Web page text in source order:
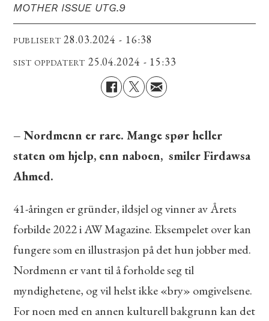
MOTHER ISSUE UTG.9
PUBLISERT 28.03.2024 - 16:38
SIST OPPDATERT 25.04.2024 - 15:33
– Nordmenn er rare. Mange spør heller
staten om hjelp, enn naboen, smiler Firdawsa
Ahmed.
41-åringen er gründer, ildsjel og vinner av Årets
forbilde 2022 i AW Magazine. Eksempelet over kan
fungere som en illustrasjon på det hun jobber med.
Nordmenn er vant til å forholde seg til
myndighetene, og vil helst ikke «bry» omgivelsene.
For noen med en annen kulturell bakgrunn kan det